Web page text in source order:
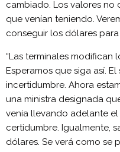
cambiado. Los valores no
que venían teniendo.
conseguir los dólares para
“Las terminales modifican
Esperamos que siga así.
incertidumbre. Ahora
una ministra designada
venía llevando adelante
certidumbre. Igualmente,
dólares. Se verá como se